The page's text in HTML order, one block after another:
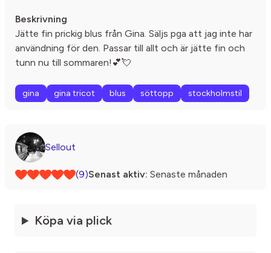
Beskrivning
Jätte fin prickig blus från Gina. Säljs pga att jag inte har
användning för den. Passar till allt och är jätte fin och
tunn nu till sommaren!💕💘
gina gina tricot blus söttopp stockholmstil
Sellout
(9)Senast aktiv: Senaste månaden
Köpa via plick